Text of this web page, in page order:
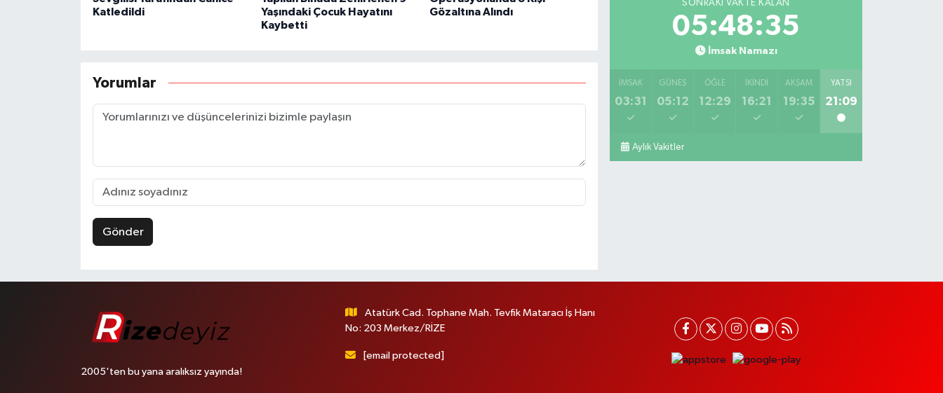
Katledildi
Yaşındaki Çocuk Hayatını
Kaybetti
Gözaltına Alındı
Yorumlar
Gönder
SONRAKI VAKTE KALAN
05:48:34
İmsak Namazı
İMSAK
03:31
GÜNEŞ
05:12
ÖĞLE
12:29
İKINDI
16:21
AKŞAM
19:35
YATSI
21:09
Aylık Vakitler
2005'ten bu yana aralıksız yayında!
Atatürk Cad. Tophane Mah. Tevfik Mataracı İş Hanı
No: 203 Merkez/RİZE
[email protected]